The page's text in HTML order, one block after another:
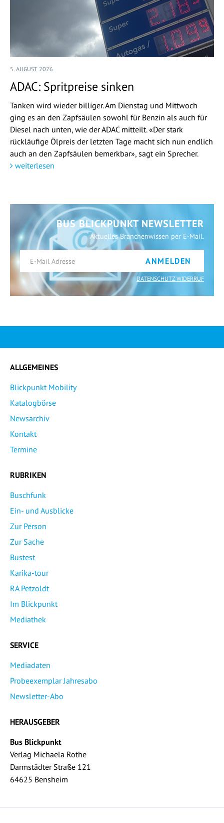
5. AUGUST 2026
ADAC: Spritpreise sinken
Tanken wird wieder billiger. Am Dienstag und Mittwoch
ging es an den Zapfsäulen sowohl für Benzin als auch für
Diesel nach unten, wie der ADAC mitteilt. «Der stark
rückläufige Ölpreis der letzten Tage macht sich nun endlich
auch an den Zapfsäulen bemerkbar», sagt ein Sprecher.
weiterlesen
BUS BLICKPUNKT NEWSLETTER
Aktuelles Branchenwissen per E-Mail.
ANMELDEN
DATENSCHUTZ WIDERRUF
ALLGEMEINES
Blickpunkt Mobility
Katalogbörse
Newsarchiv
Kontakt
Termine
RUBRIKEN
Buschfunk
Ein- und Ausblicke
Zur Person
Zur Sache
Bustest
Karika-tour
RA Petzoldt
Im Blickpunkt
Mediathek
SERVICE
Mediadaten
Probeexemplar Jahresabo
Newsletter-Abo
HERAUSGEBER
Bus Blickpunkt
Verlag Michaela Rothe
Darmstädter Straße 121
64625 Bensheim